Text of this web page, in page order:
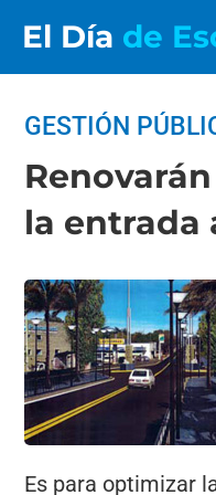
El Día de
GESTIÓN
la entrada
Es para optimizar